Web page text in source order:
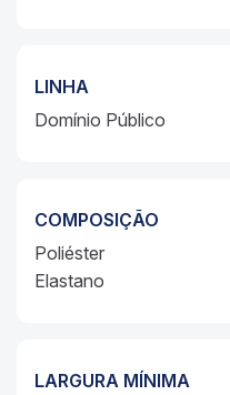
LINHA
Domínio Público
COMPOSIÇÃO
Poliéster
Elastano
LARGURA MÍNIMA